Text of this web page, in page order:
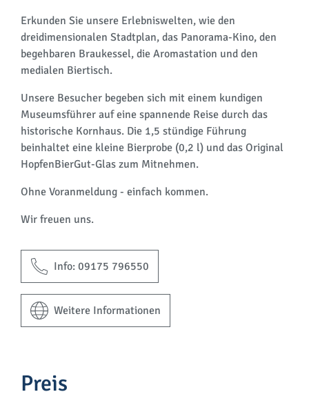
Erkunden Sie unsere Erlebniswelten, wie den
dreidimensionalen Stadtplan, das Panorama-Kino, den
begehbaren Braukessel, die Aromastation und den
medialen Biertisch.
Unsere Besucher begeben sich mit einem kundigen
Museumsführer auf eine spannende Reise durch das
historische Kornhaus. Die 1,5 stündige Führung
beinhaltet eine kleine Bierprobe (0,2 l) und das Original
HopfenBierGut-Glas zum Mitnehmen.
Ohne Voranmeldung - einfach kommen.
Wir freuen uns.
Info: 09175 796550
Weitere Informationen
Preis